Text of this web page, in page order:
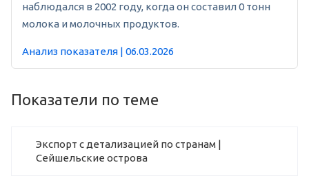
наблюдался в 2002 году, когда он составил 0 тонн
молока и молочных продуктов.
Анализ показателя | 06.03.2026
Показатели по теме
Экспорт с детализацией по странам |
Сейшельские острова